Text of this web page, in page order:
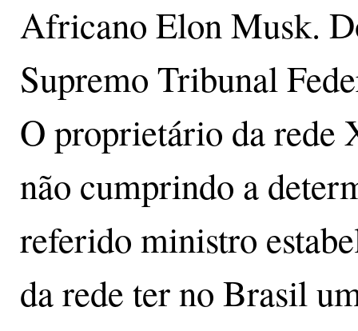
Africano Elon Musk.
Supremo Tribunal
O proprietário da rede
não cumprindo a
referido ministro
da rede ter no Brasil